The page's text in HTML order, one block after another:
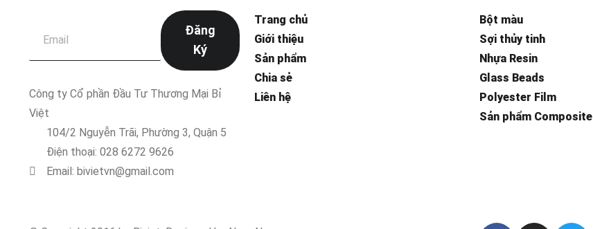
Đăng
Ký
Công ty Cổ phần Đầu Tư Thương Mại Bỉ
Việt
104/2 Nguyễn Trãi, Phường 3, Quận 5
Điện thoại: 028 6272 9626
Email: bivietvn@gmail.com
Trang chủ
Giới thiệu
Sản phẩm
Chia sẻ
Liên hệ
Bột màu
Sợi thủy tinh
Nhựa Resin
Glass Beads
Polyester Film
Sản phẩm Composite